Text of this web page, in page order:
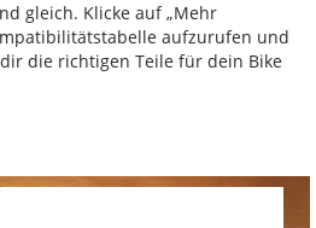
gleich. Klicke auf „Mehr
aufzurufen und
die richtigen Teile für dein Bike